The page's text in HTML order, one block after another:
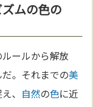
ムの色の
ールから解放
。それまでの美
、 自然の色に近